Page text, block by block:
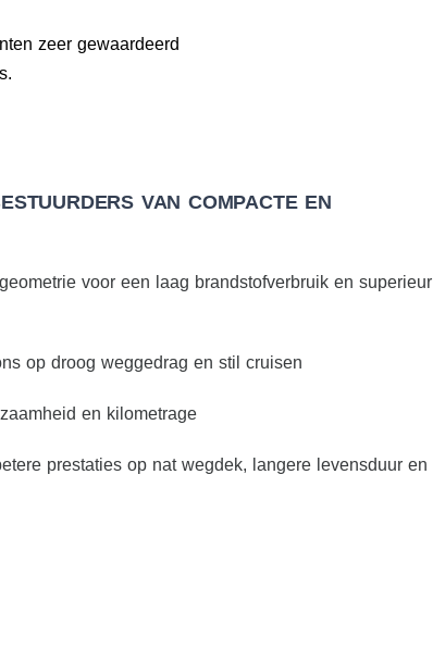
zeer gewaardeerd
VAN COMPACTE EN
voor een laag brandstofverbruik en superieur
op droog weggedrag en stil cruisen
en kilometrage
prestaties op nat wegdek, langere levensduur en